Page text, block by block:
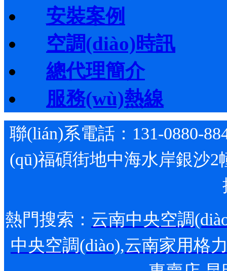
安裝案例
空調(diào)時訊
總代理簡介
服務(wù)熱線
聯(lián)系電話：131-0880-
(qū)福碩街地中海水岸銀沙2
熱門搜索： 云南中央空調
中央空調(diào),云南家用格